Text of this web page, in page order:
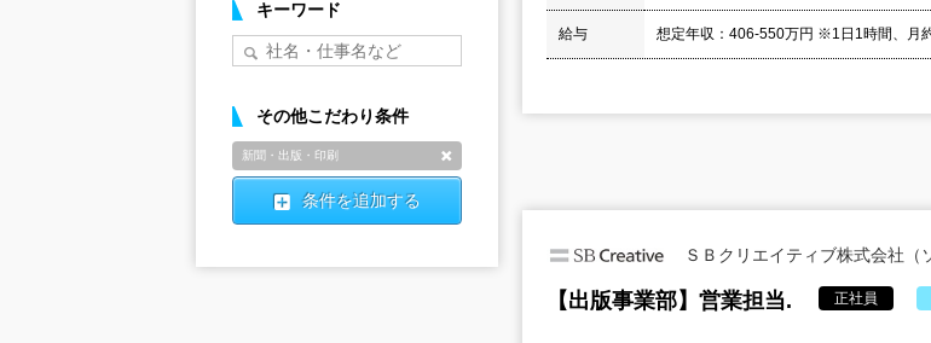
給与 想定年収：406-550万円 ※1日1時間、月
ＳＢクリエイティブ株式会社（
【出版事業部】営業担当. 正社員
キーワード
その他こだわり条件
新聞・出版・印刷
条件を追加する